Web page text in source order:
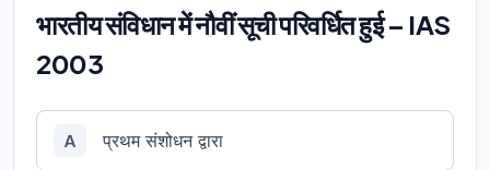
भारतीय संविधान में नौवीं सूची परिवर्धित हुई – IAS
2003
A प्रथम संशोधन द्वारा